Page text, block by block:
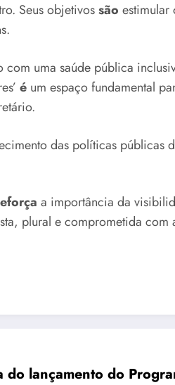
Seus objetivossão estimular
uma saúde pública
é um espaço fundamental
das políticas públicas
a importância da
plural e comprometida com
lançamento do